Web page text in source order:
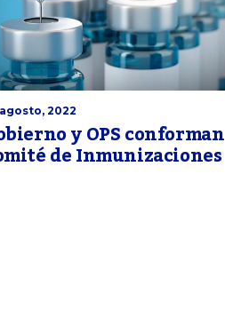
2022
y OPS conforman
de Inmunizaciones